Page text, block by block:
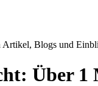
Blogs und
Über